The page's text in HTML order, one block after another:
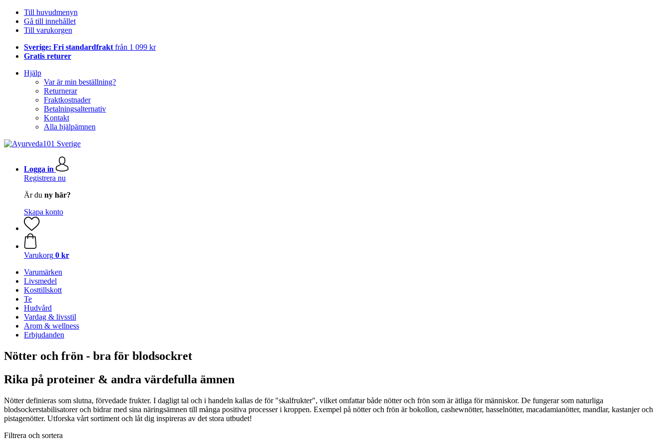
Till huvudmenyn
Gå till innehållet
Till varukorgen
Sverige: Fri standardfrakt från 1 099 kr
Gratis returer
Hjälp
Var är min beställning?
Returnerar
Fraktkostnader
Betalningsalternativ
Kontakt
Alla hjälpämnen
Logga in
Registrera nu
Är du ny här?
Skapa konto
Varukorg 0 kr
Varumärken
Livsmedel
Kosttillskott
Te
Hudvård
Vardag & livsstil
Arom & wellness
Erbjudanden
Nötter och frön - bra för blodsockret
Rika på proteiner & andra värdefulla ämnen
Nötter definieras som slutna, förvedade frukter. I dagligt tal och i handeln kallas de för "skalfrukter", vilket omfattar både nötter och frön som är ätliga för människor. De fungerar som naturliga
blodsockerstabilisatorer och bidrar med sina näringsämnen till många positiva processer i kroppen. Exempel på nötter och frön är bokollon, cashewnötter, hasselnötter, macadamianötter, mandlar, kastanjer och
pistagenötter. Utforska vårt sortiment och låt dig inspireras av det stora utbudet!
Filtrera och sortera